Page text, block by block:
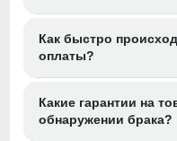
Как быстро
оплаты?
Какие гарантии на
обнаружении брака?